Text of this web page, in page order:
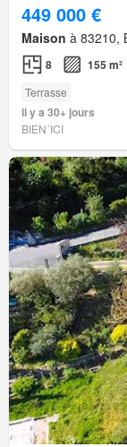
449 000 €
Maison à 83210,
8 155 m²
Terrasse
Il y a 30+ jours
BIEN´ICI